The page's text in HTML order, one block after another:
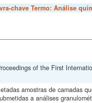
chave Termo: Análise
of the First
amostras de camadas
a análises